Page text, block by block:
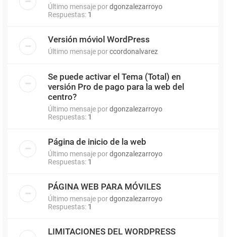
Último mensaje pordgonzalezarroyo
Respuestas: 1
Versión móviol WordPress
Último mensaje porccordonalvarez
Se puede activar el Tema (Total) en
versión Pro de pago para la web del
centro?
Último mensaje pordgonzalezarroyo
Respuestas: 1
Página de inicio de la web
Último mensaje pordgonzalezarroyo
Respuestas: 1
PÁGINA WEB PARA MÓVILES
Último mensaje pordgonzalezarroyo
Respuestas: 1
LIMITACIONES DEL WORDPRESS